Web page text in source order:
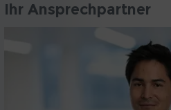
Ihr Ansprechpartner